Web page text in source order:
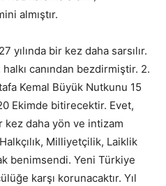
almıştır.
yılında bir kez daha sarsılır.
canından bezdirmiştir. 2.
Kemal Büyük Nutkunu 15
Ekimde bitirecektir. Evet,
kez daha yön ve intizam
Milliyetçilik, Laiklik
benimsendi. Yeni Türkiye
karşı korunacaktır. Yıl